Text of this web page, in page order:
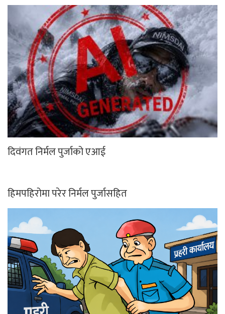
दिवंगत निर्मल पुर्जाको एआई
हिमपहिरोमा परेर निर्मल पुर्जासहित